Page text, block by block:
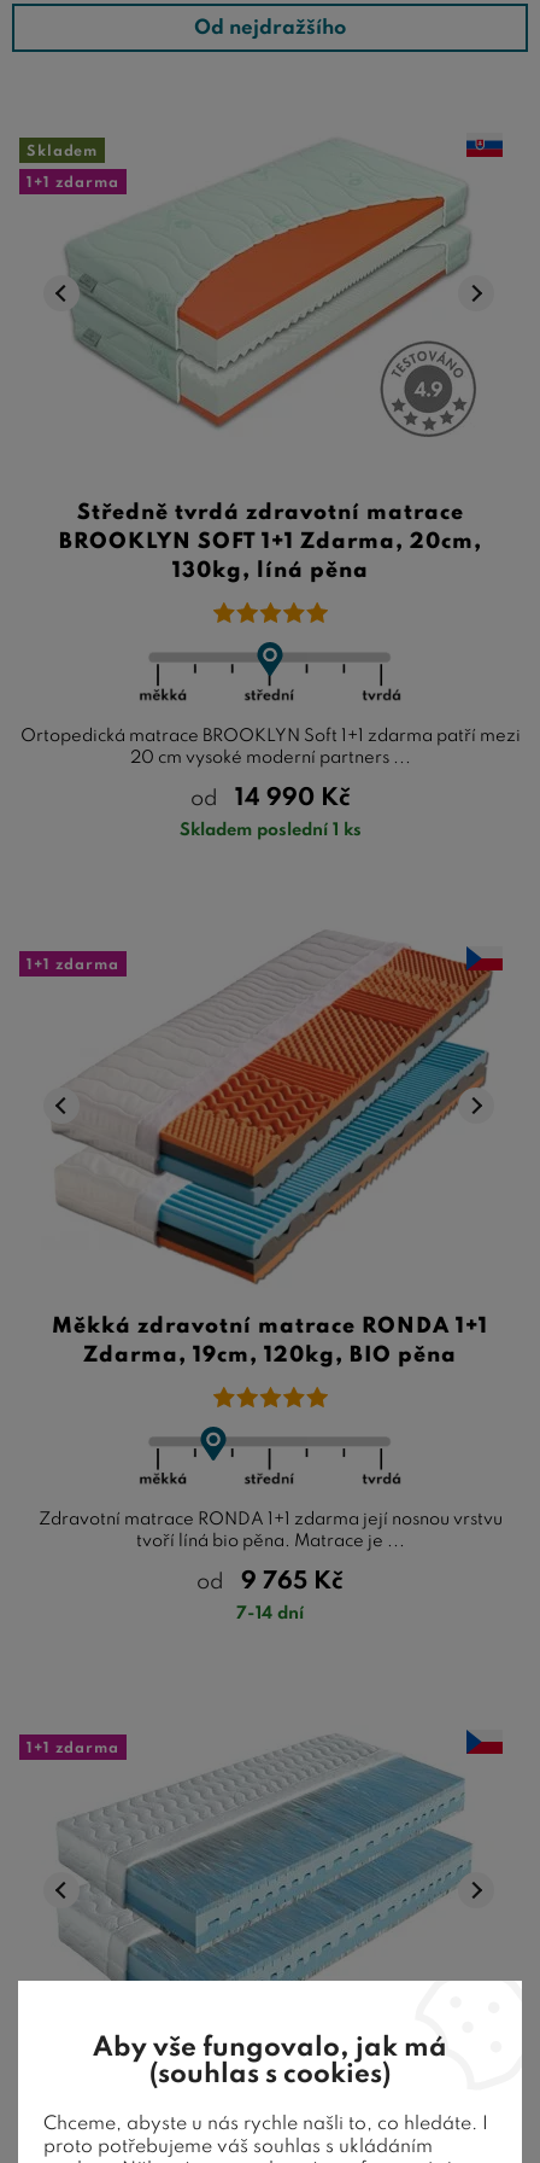
Od nejdražšího
Skladem
1+1 zdarma
Středně tvrdá zdravotní matrace
BROOKLYN SOFT 1+1 Zdarma, 20cm,
130kg, líná pěna
Ortopedická matrace BROOKLYN Soft 1+1 zdarma patří mezi
20 cm vysoké moderní partners ...
od 14 990 Kč
Skladem poslední 1 ks
1+1 zdarma
Měkká zdravotní matrace RONDA 1+1
Zdarma, 19cm, 120kg, BIO pěna
Zdravotní matrace RONDA 1+1 zdarma její nosnou vrstvu
tvoří líná bio pěna. Matrace je ...
od 9 765 Kč
7-14 dní
1+1 zdarma
Měkčí zdravotní matrace MARINA 1+1
Zdarma, 24cm, 130kg, HR studená pěna
Aby vše fungovalo, jak má
(souhlas s cookies)
Chceme, abyste u nás rychle našli to, co hledáte. I
proto potřebujeme váš souhlas s ukládáním